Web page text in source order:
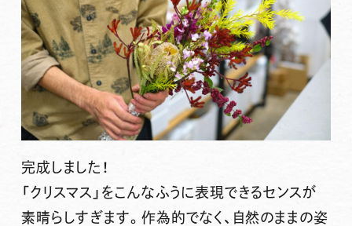
完成しました！
「クリスマス」をこんなふうに表現できるセンスが
素晴らしすぎます。作為的でなく、自然のままの姿